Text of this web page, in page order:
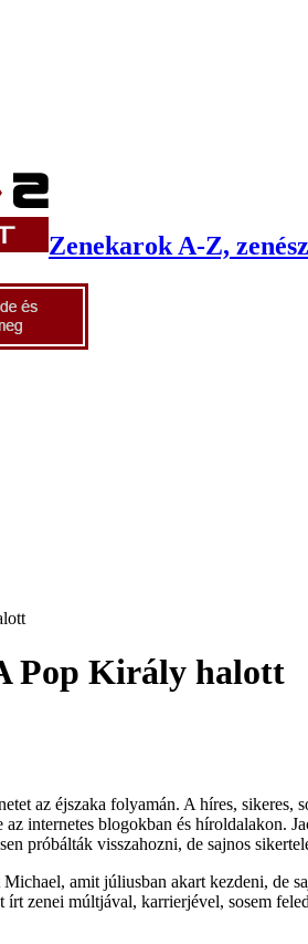
Zenekarok A-Z,
Pop Király halott
az éjszaka folyamán. A híres, sikeres,
internetes blogokban és
próbálták visszahozni, de sajnos
amit júliusban akart kezdeni,
zenei múltjával, karrierjével, sosem